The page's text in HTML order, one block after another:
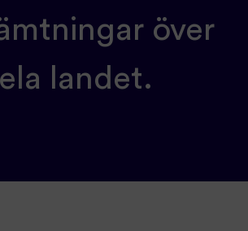
över
landet.